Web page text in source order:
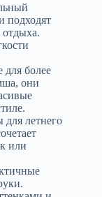
подходят
отдыха.
для более
они
для летнего
или